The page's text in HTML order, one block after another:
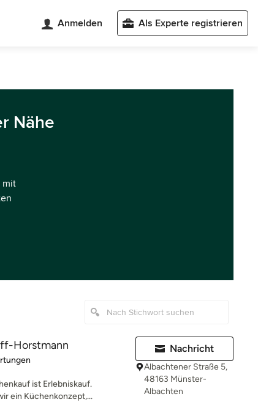
Anmelden Als Experte registrieren
Nähe
mit
Horstmann
5 von 5 Sternen
ist Erlebniskauf.
ein Küchenkonzept,...
Nachricht
Albachtener Straße 5,
48163 Münster-
Albachten